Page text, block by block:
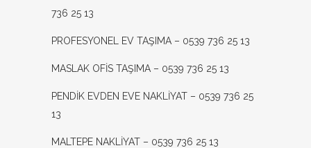
736 25 13
PROFESYONEL EV TAŞIMA – 0539 736 25 13
MASLAK OFİS TAŞIMA – 0539 736 25 13
PENDİK EVDEN EVE NAKLİYAT – 0539 736 25
13
MALTEPE NAKLİYAT – 0539 736 25 13